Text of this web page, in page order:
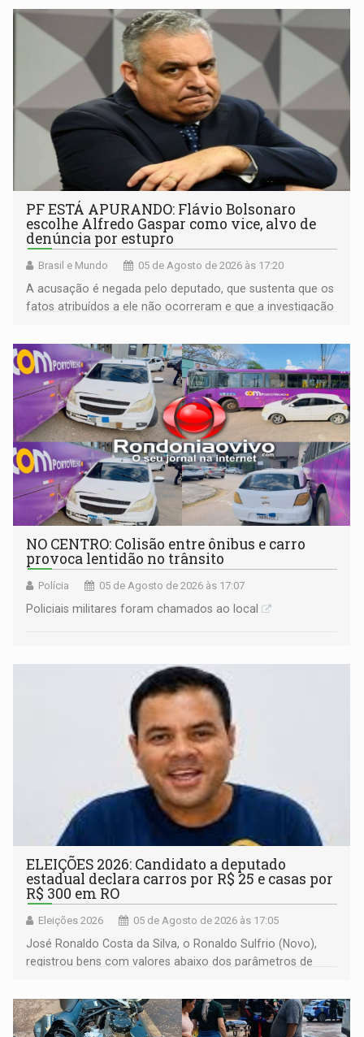
PF ESTÁ APURANDO: Flávio Bolsonaro
escolhe Alfredo Gaspar como vice, alvo de
denúncia por estupro
Brasil e Mundo 05 de Agosto de 2026 às 17:20
A acusação é negada pelo deputado, que sustenta que os
fatos atribuídos a ele não ocorreram e que a investigação
NO CENTRO: Colisão entre ônibus e carro
provoca lentidão no trânsito
Polícia 05 de Agosto de 2026 às 17:07
Policiais militares foram chamados ao local
ELEIÇÕES 2026: Candidato a deputado
estadual declara carros por R$ 25 e casas por
R$ 300 em RO
Eleições 2026 05 de Agosto de 2026 às 17:05
José Ronaldo Costa da Silva, o Ronaldo Sulfrio (Novo),
registrou bens com valores abaixo dos parâmetros de
milhões